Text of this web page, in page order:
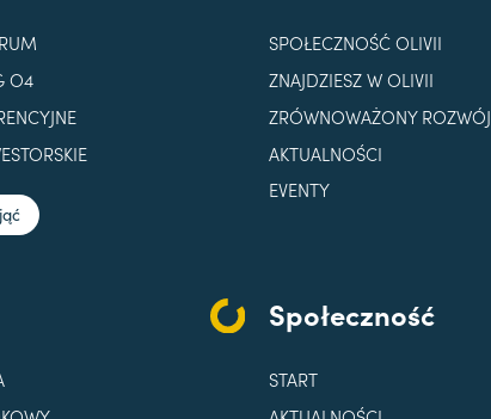
O4
SPOŁECZNOŚĆ OLIVII
ZNAJDZIESZ W OLIVII
ZRÓWNOWAŻONY ROZWÓJ
AKTUALNOŚCI
EVENTY
Społeczność
START